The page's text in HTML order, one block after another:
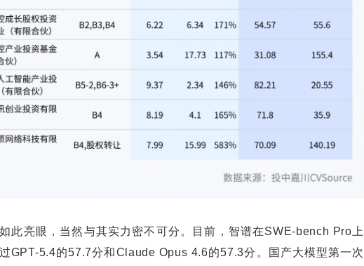
此亮眼，当然与其实力密不可分。目前，智谱在SWE-bench Pro上
GPT-5.4的57.7分和Claude Opus 4.6的57.3分。国产大模型第一次